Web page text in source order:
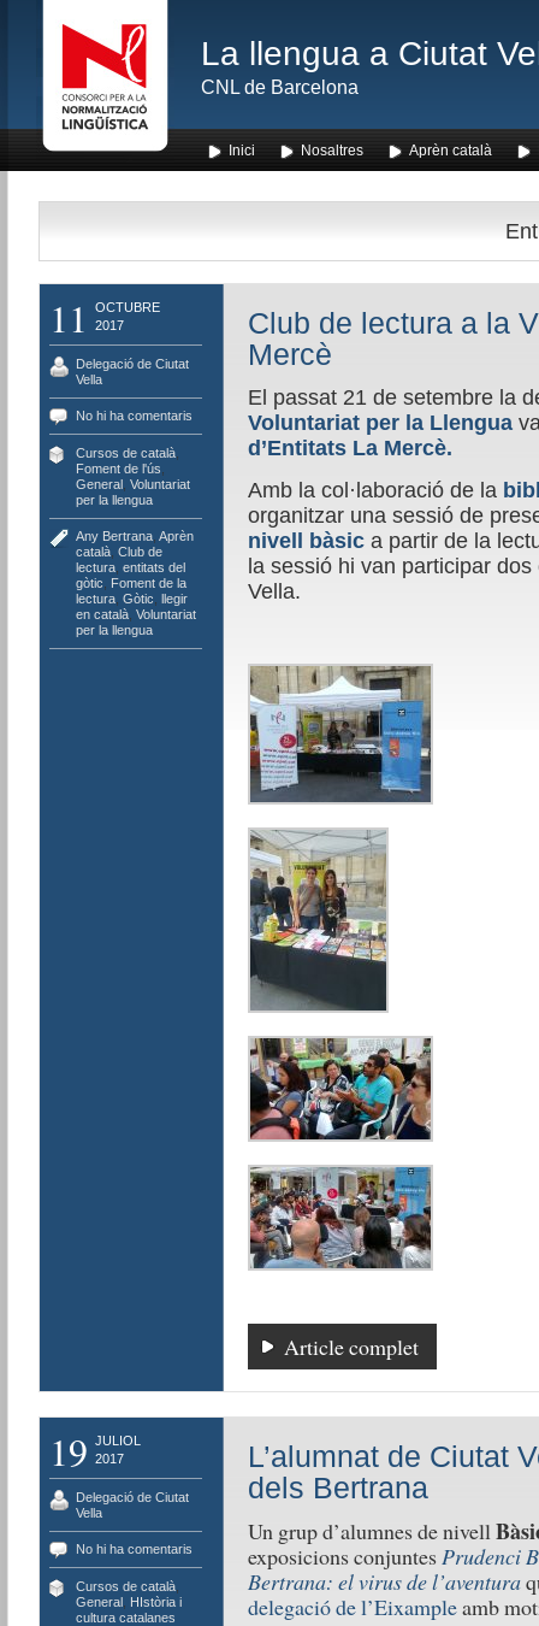
La llengua a Ciutat
CNL de Barcelona
Inici Nosaltres Aprèn català
11
OCTUBRE
2017
Delegació de Ciutat
Vella
No hi ha comentaris
Cursos de català,
Foment de l'ús
General, Voluntariat
per la llengua
Any Bertrana, Aprèn
català, Club de
lectura, entitats del
gòtic
Foment de la
lectura, Gòtic llegir
en català, Voluntariat
per la llengua
Club de lectura a la
Mercè
El passat 21 de setembre la
Voluntariat per la Llengua
d’Entitats La Mercè.
Amb la col·laboració de la
organitzar una sessió de
nivell bàsica partir de la
la sessió hi van participar
Vella.
Article complet
19 JULIOL
2017
Delegació de Ciutat
Vella
No hi ha comentaris
Cursos de català,
General, HIstòria i
cultura catalanes
L’alumnat de Ciutat
dels Bertrana
Un grup d’alumnes de nivell
exposicions conjuntesPrudenci
Bertrana: el virus de l’aventura
delegació de l’Eixampleamb